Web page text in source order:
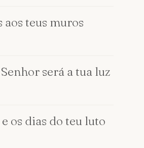
teus muros
será a tua luz
os dias do teu luto